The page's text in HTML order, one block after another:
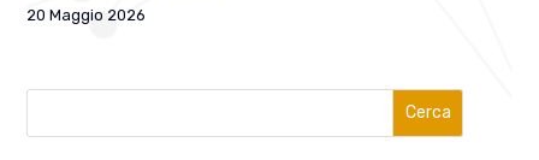
20 Maggio 2026
Cerca